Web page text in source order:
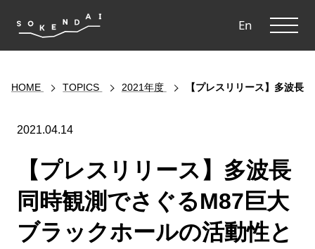
En
HOME TOPICS 2021年度 【プレスリリース】多波長
2021.04.14
【プレスリリース】多波長
同時観測でさぐるM87巨大
ブラックホールの活動性と